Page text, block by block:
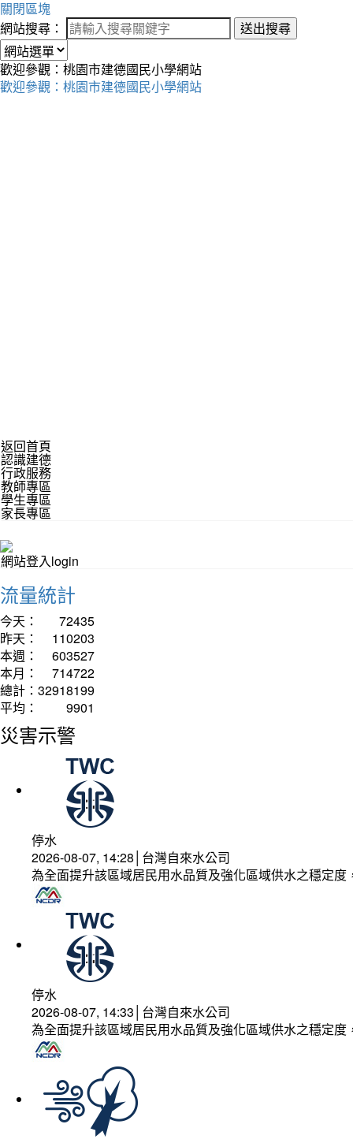
關閉區塊
網站搜尋：
送出搜尋
歡迎參觀：桃園市建德國民小學網站
歡迎參觀：桃園市建德國民小學網站
返回首頁
認識建德
行政服務
教師專區
學生專區
家長專區
網站登入login
流量統計
今天：
72435
昨天：
110203
本週：
603527
本月：
714722
總計： 32918199
平均：
9901
災害示警
停水
2026-08-07, 14:28│台灣自來水公司
為全面提升該區域居民用水品質及強化區域供水之穩定
停水
2026-08-07, 14:33│台灣自來水公司
為全面提升該區域居民用水品質及強化區域供水之穩定